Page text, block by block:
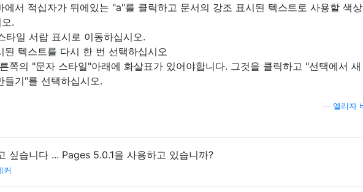
에서 적십자가 뒤에있는 "a"를 클릭하고 문서의 강조 표시된 텍스트로 사용할 색
.
타일 서랍 표시로 이동하십시오.
된 텍스트를 다시 한 번 선택하십시오
쪽의 "문자 스타일"아래에 화살표가 있어야합니다. 그것을 클릭하고 "선택에서
들기"를 선택하십시오.
엘리자
싶습니다 ... Pages 5.0.1을 사용하고 있습니까?
커